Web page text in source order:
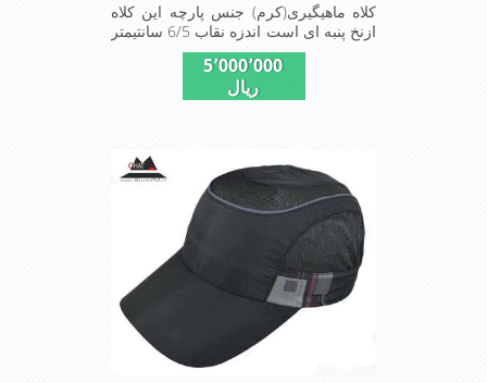
کلاه ماهیگیری(کرم) جنس پارچه این کلاه
ازنخ پنبه ای است اندزه نقاب 6/5 سانتیمتر
و بند و بابندگیر که زیرگردن دروقت لزوم
ازپرت شدن کلاه جلوگیری می کند این
کلاه مخصوص گردشگری کوهنوردی و پیاده
5٬000٬000
ریال